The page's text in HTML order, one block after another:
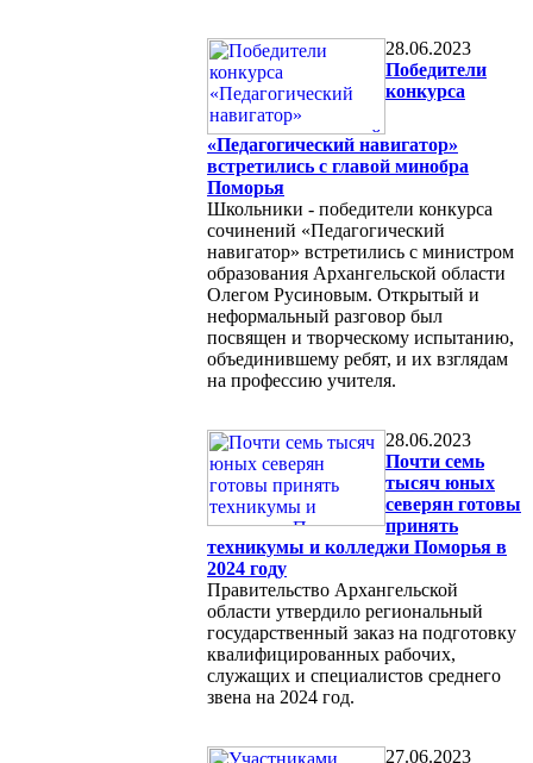
28.06.2023
Победители
конкурса
«Педагогический навигатор»
встретились с главой минобра
Поморья
Школьники - победители конкурса
сочинений «Педагогический
навигатор» встретились с министром
образования Архангельской области
Олегом Русиновым. Открытый и
неформальный разговор был
посвящен и творческому испытанию,
объединившему ребят, и их взглядам
на профессию учителя.
28.06.2023
Почти семь
тысяч юных
северян готовы
принять
техникумы и колледжи Поморья в
2024 году
Правительство Архангельской
области утвердило региональный
государственный заказ на подготовку
квалифицированных рабочих,
служащих и специалистов среднего
звена на 2024 год.
27.06.2023